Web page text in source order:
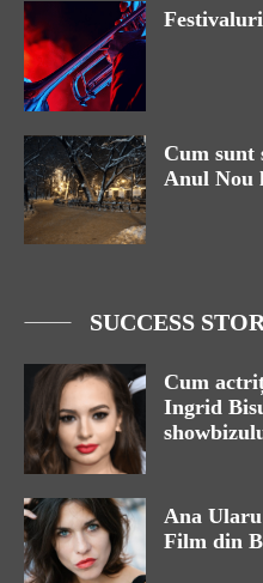
Cum sunt
Anul Nou
SUCCESS
Cum
Ingrid
Ana
Film din